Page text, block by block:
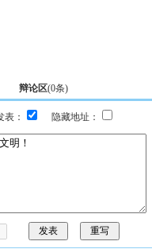
辩论区(0条)
： 隐藏地址：